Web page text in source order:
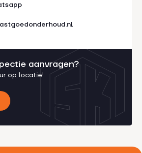
aanvragen?
op locatie!